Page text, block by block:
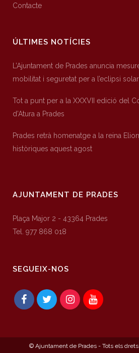
Contacte
ÚLTIMES NOTÍCIES
L’Ajuntament de Prades anuncia
mobilitat i seguretat per a l’eclipsi
Tot a punt per a la XXXVII edició del
d’Atura a Prades
Prades retrà homenatge a la reina
històriques aquest agost
AJUNTAMENT DE PRADES
Plaça Major 2 - 43364 Prades
Tel. 977 868 018
SEGUEIX-NOS
© Ajuntament de Prades - Tots els